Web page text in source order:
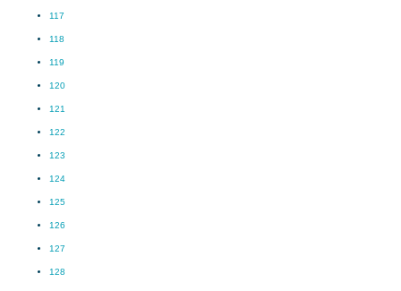
117
118
119
120
121
122
123
124
125
126
127
128